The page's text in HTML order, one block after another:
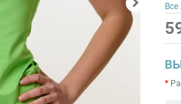
Все